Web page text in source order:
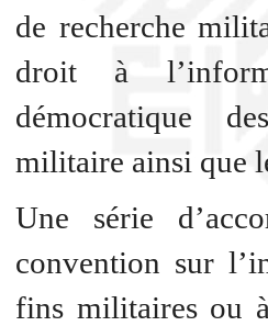
de recherche
droit à
démocratique
militaire ainsi que
Une série
convention sur
fins militaires ou